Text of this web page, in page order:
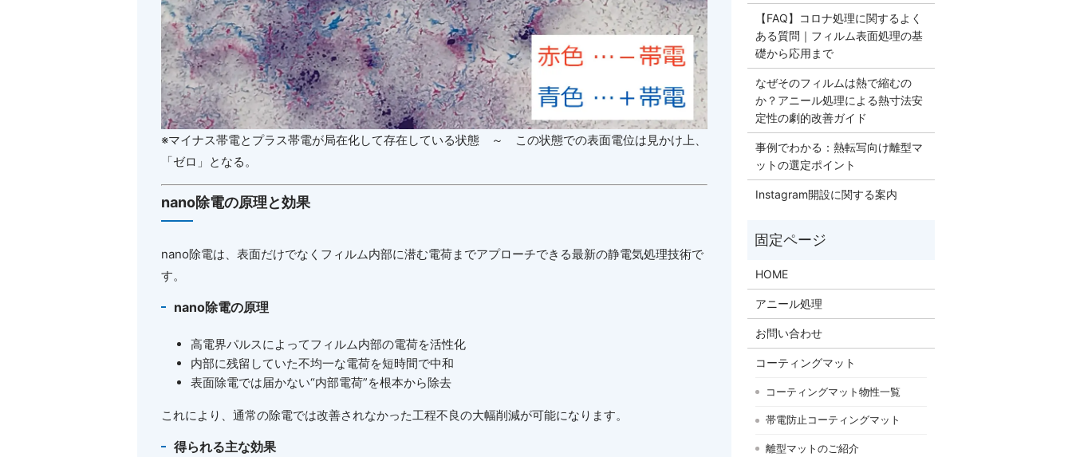
※マイナス帯電とプラス帯電が局在化して存在している状態 ～ この状態での表面電位は見かけ上、
「ゼロ」となる。
nano除電の原理と効果
nano除電は、表面だけでなくフィルム内部に潜む電荷までアプローチできる最新の静電気処理技術で
す。
nano除電の原理
高電界パルスによってフィルム内部の電荷を活性化
内部に残留していた不均一な電荷を短時間で中和
表面除電では届かない“内部電荷”を根本から除去
これにより、通常の除電では改善されなかった工程不良の大幅削減が可能になります。
得られる主な効果
【FAQ】コロナ処理に関するよく
ある質問｜フィルム表面処理の基
礎から応用まで
なぜそのフィルムは熱で縮むの
か？アニール処理による熱寸法安
定性の劇的改善ガイド
事例でわかる：熱転写向け離型マ
ットの選定ポイント
Instagram開設に関する案内
HOME
アニール処理
お問い合わせ
コーティングマット
コーティングマット物性一覧
帯電防止コーティングマット
離型マットのご紹介